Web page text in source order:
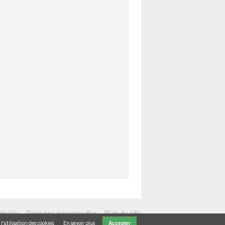
- Données personnelles - Plan du site
des cookies. En savoir plus Accepter